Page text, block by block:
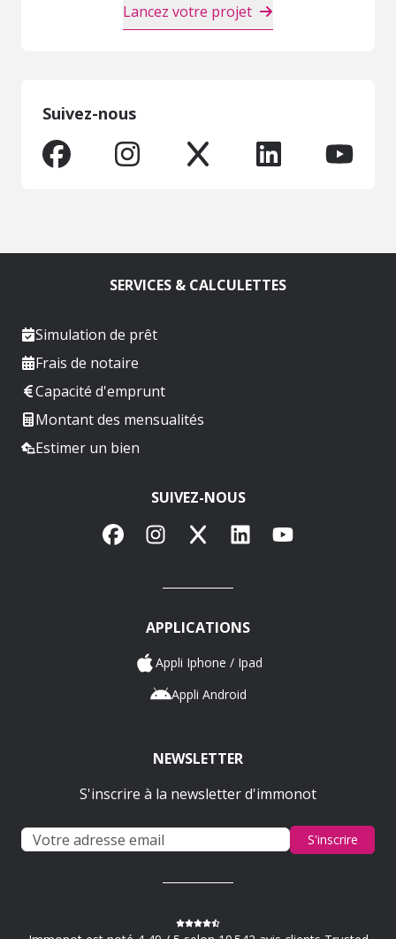
Lancez votre projet
Suivez-nous
SERVICES & CALCULETTES
Simulation de prêt
Frais de notaire
Capacité d'emprunt
Montant des mensualités
Estimer un bien
SUIVEZ-NOUS
FacebookInstagram
X LinkedInYouTube
APPLICATIONS
Appli Iphone / Ipad
Appli Android
NEWSLETTER
S'inscrire à la newsletter d'immonot
S'inscrire